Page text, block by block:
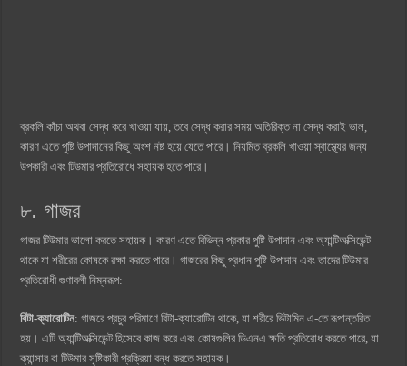
ব্রকলি কাঁচা অথবা সেদ্ধ করে খাওয়া যায়, তবে সেদ্ধ করার সময় অতিরিক্ত না সেদ্ধ করাই ভাল,
কারণ এতে পুষ্টি উপাদানের কিছু অংশ নষ্ট হয়ে যেতে পারে। নিয়মিত ব্রকলি খাওয়া স্বাস্থ্যের জন্য
উপকারী এবং টিউমার প্রতিরোধে সহায়ক হতে পারে।
৮. গাজর
গাজর টিউমার ভালো করতে সহায়ক। কারণ এতে বিভিন্ন প্রকার পুষ্টি উপাদান এবং অ্যান্টিঅক্সিডেন্ট
থাকে যা শরীরের কোষকে রক্ষা করতে পারে। গাজরের কিছু প্রধান পুষ্টি উপাদান এবং তাদের টিউমার
প্রতিরোধী গুণাবলী নিম্নরূপ:
বিটা-ক্যারোটিন: গাজরে প্রচুর পরিমাণে বিটা-ক্যারোটিন থাকে, যা শরীরে ভিটামিন এ-তে রূপান্তরিত
হয়। এটি অ্যান্টিঅক্সিডেন্ট হিসেবে কাজ করে এবং কোষগুলির ডিএনএ ক্ষতি প্রতিরোধ করতে পারে, যা
ক্যান্সার বা টিউমার সৃষ্টিকারী প্রক্রিয়া বন্ধ করতে সহায়ক।